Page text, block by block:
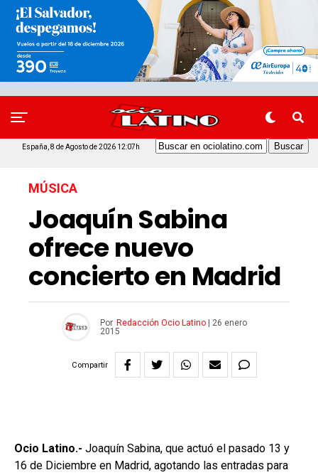
España, 8 de Agosto de 2026 12:07h
MÚSICA
Joaquín Sabina
ofrece nuevo
concierto en Madrid
Por Redacción Ocio Latino
26 enero
2015
Compartir
Ocio Latino.- Joaquín Sabina, que actuó el pasado 13 y
16 de Diciembre en Madrid, agotando las entradas para